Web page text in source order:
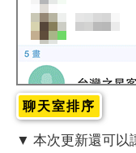
聊天室排序
▼ 本次更新還可以